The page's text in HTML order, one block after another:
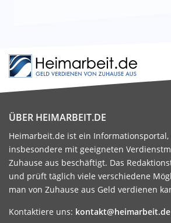
ÜBER HEIMARBEIT.DE
Heimarbeit.de ist ein Informationsportal,
insbesondere mit geeigneten
Zuhause aus beschäftigt. Das
und prüft täglich viele verschiedene
man von Zuhause aus Geld verdienen
Kontaktiere uns: kontakt@heimarbeit.de